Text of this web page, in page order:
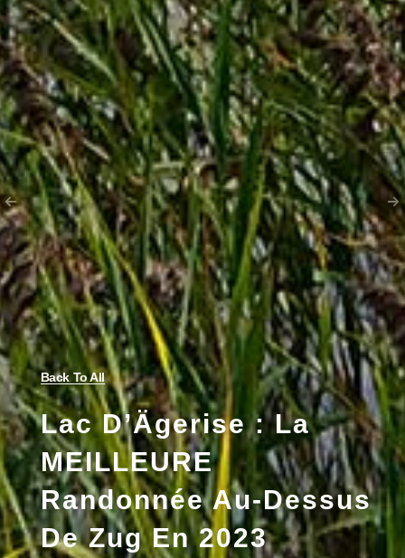
Back To All
Lac D’Ägerise : La
MEILLEURE
Randonnée Au-Dessus
De Zug En 2023